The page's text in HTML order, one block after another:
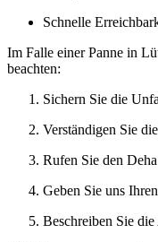
Schnelle
Im Falle einer Panne in
beachten:
Sichern Sie die
Verständigen Sie
Rufen Sie den
Geben Sie uns
Beschreiben Sie